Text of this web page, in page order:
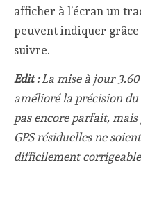
afficher à l’écran un
peuvent indiquer
suivre.
Edit :La mise à jour
amélioré la précision du
pas encore parfait,
GPS résiduelles ne
difficilement